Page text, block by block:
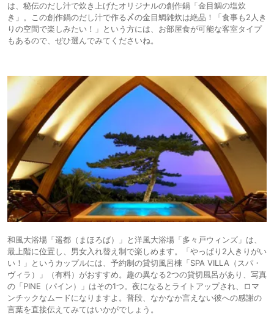
は、秘伝のだし汁で炊き上げたオリジナルの創作鍋「金目鯛の塩炊
き」。この創作鍋のだし汁で作る〆の金目鯛雑炊は絶品！「食事も2人き
りの空間で楽しみたい！」という方には、お部屋食が可能な客室タイプ
もあるので、ぜひ選んでみてくださいね。
和風大浴場「遥都（まほろば）」と洋風大浴場「多々戸ウィンズ」は、
最上階に位置し、男女入れ替え制で楽しめます。「やっぱり2人きりがい
い！」というカップルには、予約制の貸切風呂棟「SPA VILLA（スパ・
ヴィラ）」（有料）がおすすめ。趣の異なる2つの貸切風呂があり、写真
の「PINE（パイン）」はその1つ。夜になるとライトアップされ、ロマ
ンチックなムードになりますよ。普段、なかなか言えない彼への感謝の
言葉を直接伝えてみてはいかがでしょう。